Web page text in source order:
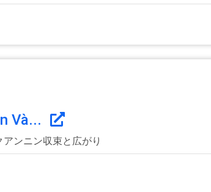
Và...
ンニン収束と広がり